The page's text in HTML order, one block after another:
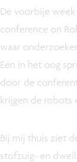
De voorbije week
conference on
waar
Een in het oog
door de
krijgen de robots
Bij mij thuis ziet
stofzuig- en